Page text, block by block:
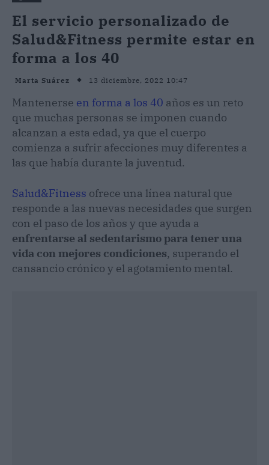
El servicio personalizado de
Salud&Fitness permite estar en
forma a los 40
Marta Suárez 13 diciembre, 2022 10:47
Mantenerse en forma a los 40 años es un reto
que muchas personas se imponen cuando
alcanzan a esta edad, ya que el cuerpo
comienza a sufrir afecciones muy diferentes a
las que había durante la juventud.
Salud&Fitness ofrece una línea natural que
responde a las nuevas necesidades que surgen
con el paso de los años y que ayuda a
enfrentarse al sedentarismo para tener una
vida con mejores condiciones, superando el
cansancio crónico y el agotamiento mental.